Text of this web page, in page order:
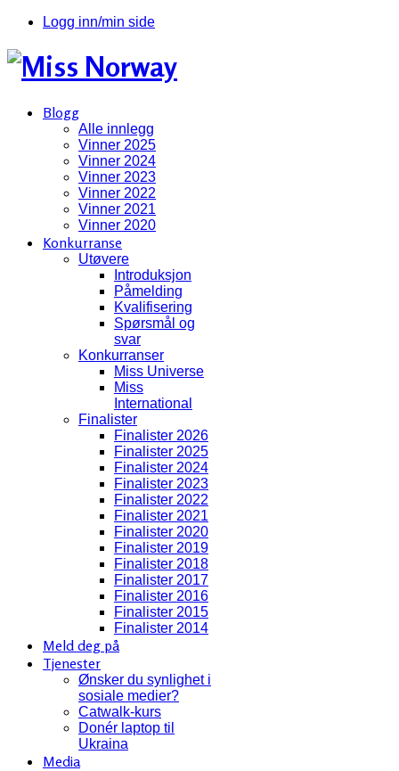
Logg inn/min side
Blogg
Alle innlegg
Vinner 2025
Vinner 2024
Vinner 2023
Vinner 2022
Vinner 2021
Vinner 2020
Konkurranse
Utøvere
Introduksjon
Påmelding
Kvalifisering
Spørsmål og
svar
Konkurranser
Miss Universe
Miss
International
Finalister
Finalister 2026
Finalister 2025
Finalister 2024
Finalister 2023
Finalister 2022
Finalister 2021
Finalister 2020
Finalister 2019
Finalister 2018
Finalister 2017
Finalister 2016
Finalister 2015
Finalister 2014
Meld deg på
Tjenester
Ønsker du synlighet i
sosiale medier?
Catwalk-kurs
Donér laptop til
Ukraina
Media